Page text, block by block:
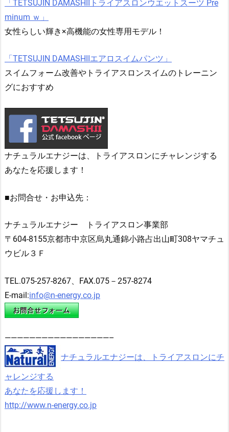
「TETSUJIN DAMASHIIトライアスロンウエットスーツ Pre
minum ｗ」
女性らしい輝き×高機能の女性専用モデル！
「TETSUJIN DAMASHIIエアロスイムパンツ」
スイムフォーム改善やトライアスロンスイムのトレーニン
グにおすすめ
ナチュラルエナジーは、トライアスロンにチャレンジする
あなたを応援します！
■お問合せ・お申込先：
ナチュラルエナジー トライアスロン事業部
〒604-8155京都市中京区烏丸通錦小路占出山町308ヤマチュ
ウビル３Ｆ
TEL.075-257-8267、FAX.075－257-8274
E-mail:info@n-energy.co.jp
—————————————————–
ナチュラルエナジーは、トライアスロンにチ
ャレンジする
あなたを応援します！
http://www.n-energy.co.jp